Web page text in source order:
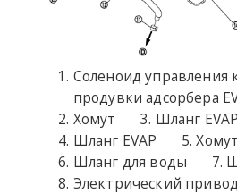
Соленоид управления
продувки адсорбера
Хомут
Шланг EVAP
Шланг EVAP
Хомут
Шланг для воды
Электрический